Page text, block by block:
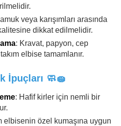
veya karışımları arasında
dikkat edilmelidir.
: Kravat, papyon, cep
elbise tamamlanır.
İpuçları 🧼🧽
: Hafif kirler için nemli bir
elbisenin özel kumaşına uygun